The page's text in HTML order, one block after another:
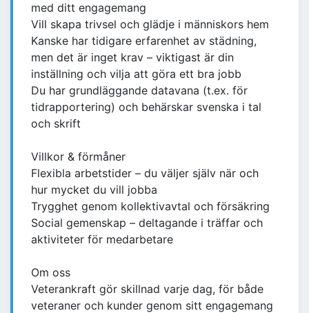
med ditt engagemang
Vill skapa trivsel och glädje i människors hem
Kanske har tidigare erfarenhet av städning,
men det är inget krav – viktigast är din
inställning och vilja att göra ett bra jobb
Du har grundläggande datavana (t.ex. för
tidrapportering) och behärskar svenska i tal
och skrift
Villkor & förmåner
Flexibla arbetstider – du väljer själv när och
hur mycket du vill jobba
Trygghet genom kollektivavtal och försäkring
Social gemenskap – deltagande i träffar och
aktiviteter för medarbetare
Om oss
Veterankraft gör skillnad varje dag, för både
veteraner och kunder genom sitt engagemang